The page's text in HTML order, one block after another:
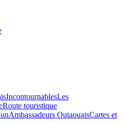
IncontournablesLes
Route touristique
Ambassadeurs OutaouaisCartes et